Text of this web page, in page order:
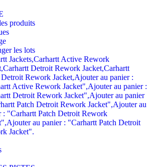
produits
les lots
Jackets,Carhartt Active Rework
Detroit Rework Jacket,Carhartt
Detroit Rework Jacket,Ajouter au panier :
Active Rework Jacket",Ajouter au panier :
Detroit Rework Jacket",Ajouter au panier
Patch Detroit Rework Jacket",Ajouter au
: "Carhartt Patch Detroit Rework
au panier : "Carhartt Patch Detroit
Jacket".